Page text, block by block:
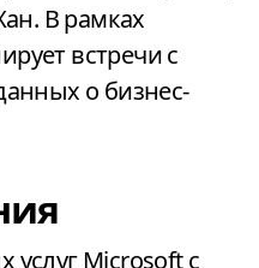
В рамках
встречи с
о бизнес-
услуг Microsoft с